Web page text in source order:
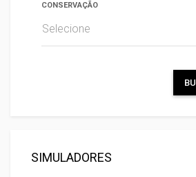
CONSERVAÇÃO
Selecione
SIMULADORES